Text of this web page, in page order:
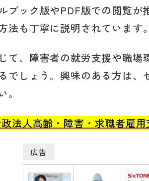
ブック版やPDF版での閲覧が
法も丁寧に説明されています。
て、障害者の就労支援や職場
でしょう。興味のある方は、
法人高齢・障害・求職者雇
広告